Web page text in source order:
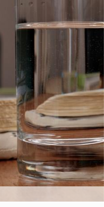
TEAM
AUTORI CURATORI FOTOGRAFI
EXTRA
PROCEEDINGS PUBBLICITÀ
SOCIAL MEDIA